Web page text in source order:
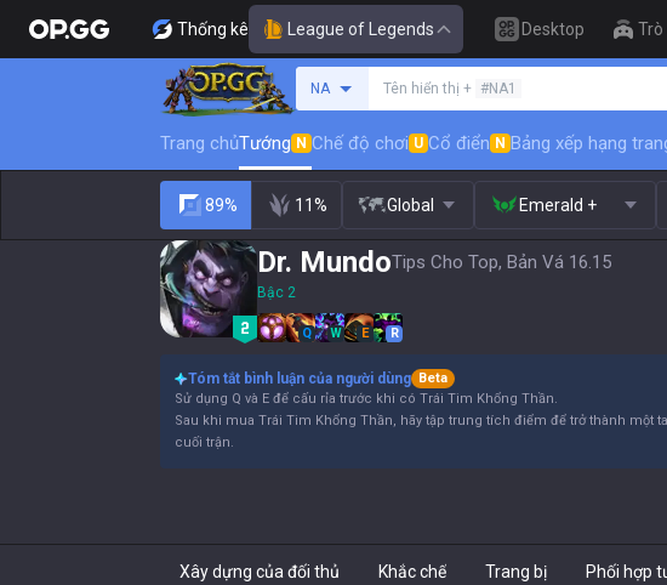
Thống kê League of Legends Desktop Trò
NA
Tìm kiếm người chơi
Tên hiển thị + #NA1
Trang chủTướng N Chế độ chơi U Cổ điển N Bảng xếp hạng
89% 11% Global Emerald +
Dr. MundoTips Cho Top, Bản Vá 16.15
Bậc 2
Q W E R
Tóm tắt bình luận của người dùng Beta
Sử dụng Q và E để cấu rỉa trước khi có Trái Tim Khổng Thần.
Sau khi mua Trái Tim Khổng Thần, hãy tập trung tích điểm để trở thành một
cuối trận.
Xây dựng của đối thủ Khắc chế Trang bị Phối hợp